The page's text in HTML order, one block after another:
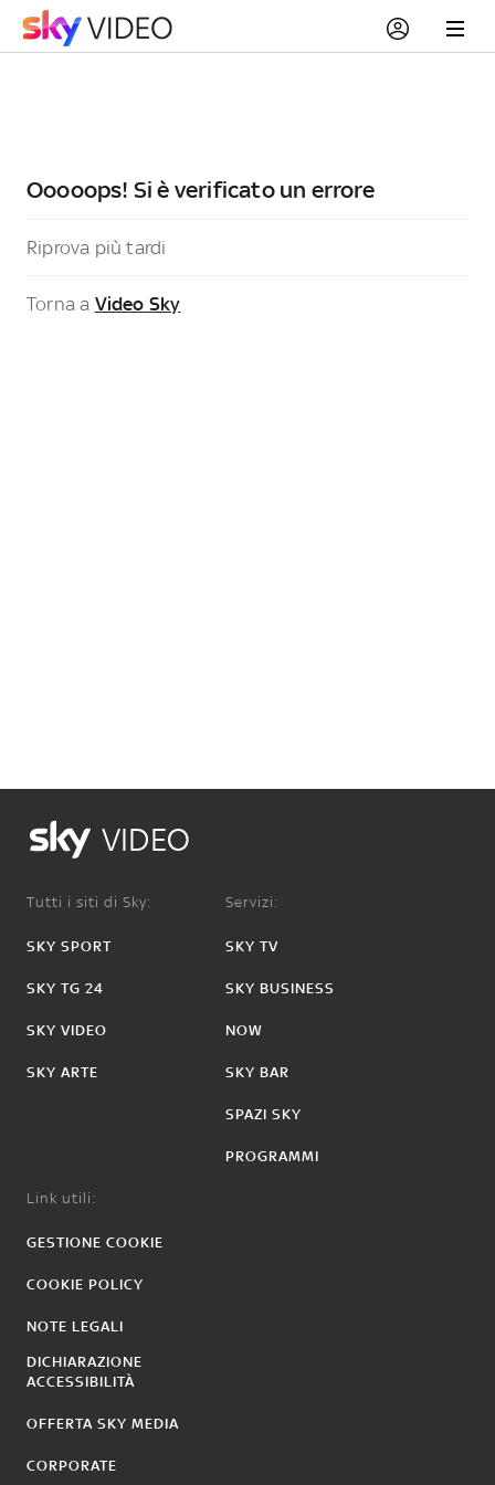
Ooooops! Si è verificato un errore
Riprova più tardi
Torna a Video Sky
VIDEO
Tutti i siti di Sky:
SKY SPORT
SKY TG 24
SKY VIDEO
SKY ARTE
Servizi:
SKY TV
SKY BUSINESS
NOW
SKY BAR
SPAZI SKY
PROGRAMMI
Link utili:
GESTIONE COOKIE
COOKIE POLICY
NOTE LEGALI
DICHIARAZIONE
ACCESSIBILITÀ
OFFERTA SKY MEDIA
CORPORATE